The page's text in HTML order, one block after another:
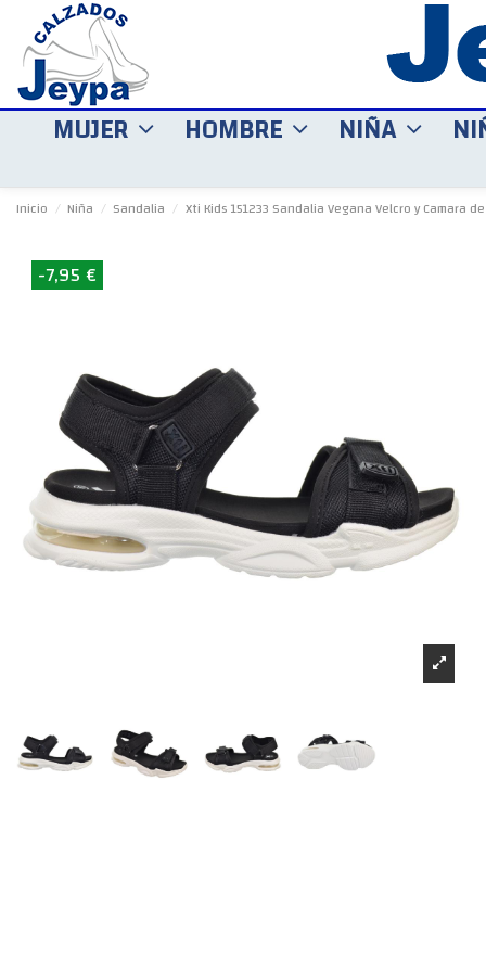
MUJER HOMBRE NIÑA
Inicio Niña Sandalia Xti Kids 151233 Sandalia Vegana Velcro y Camara
-7,95 €